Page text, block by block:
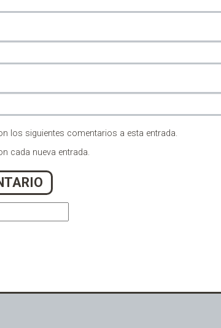
los siguientes comentarios a esta entrada.
cada nueva entrada.